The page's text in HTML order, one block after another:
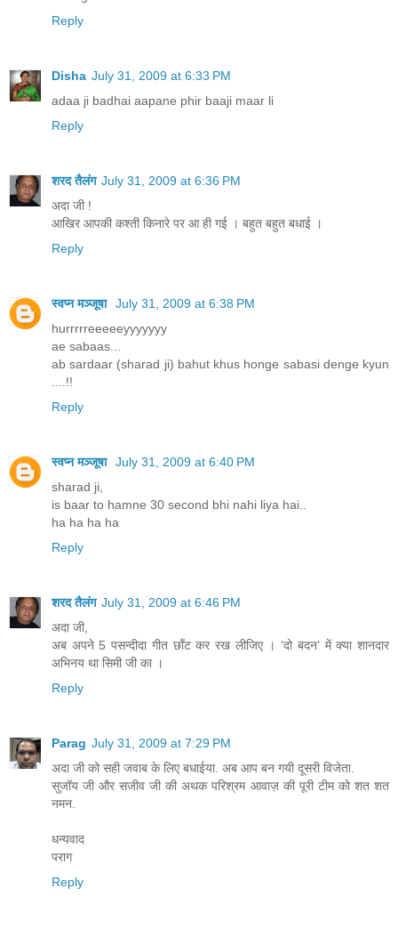
Reply
Disha July 31, 2009 at 6:33 PM
adaa ji badhai aapane phir baaji maar li
Reply
शरद तैलंग July 31, 2009 at 6:36 PM
अदा जी !
आखिर आपकी कश्ती किनारे पर आ ही गई । बहुत बहुत बधाई ।
Reply
स्वप्न मञ्जूषा July 31, 2009 at 6:38 PM
hurrrrreeeeeyyyyyyy
ae sabaas...
ab sardaar (sharad ji) bahut khus honge sabasi denge kyun
....!!
Reply
स्वप्न मञ्जूषा July 31, 2009 at 6:40 PM
sharad ji,
is baar to hamne 30 second bhi nahi liya hai..
ha ha ha ha
Reply
शरद तैलंग July 31, 2009 at 6:46 PM
अदा जी,
अब अपने 5 पसन्दीदा गीत छाँट कर रख लीजिए । ’दो बदन’ में क्या शानदार
अभिनय था सिमी जी का ।
Reply
Parag July 31, 2009 at 7:29 PM
अदा जी को सही जवाब के लिए बधाईया. अब आप बन गयी दूसरी विजेता.
सुजॉय जी और सजीव जी की अथक परिश्रम आवाज़ की पूरी टीम को शत शत
नमन.
धन्यवाद
पराग
Reply